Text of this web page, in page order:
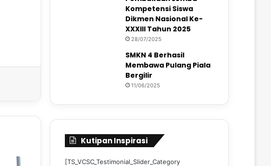
Kompetensi Siswa
Dikmen Nasional Ke-
XXXIII Tahun 2025
28/07/2025
SMKN 4 Berhasil
Membawa Pulang Piala
Bergilir
11/06/2025
Kutipan Inspirasi
[TS_VCSC_Testimonial_Slider_Category